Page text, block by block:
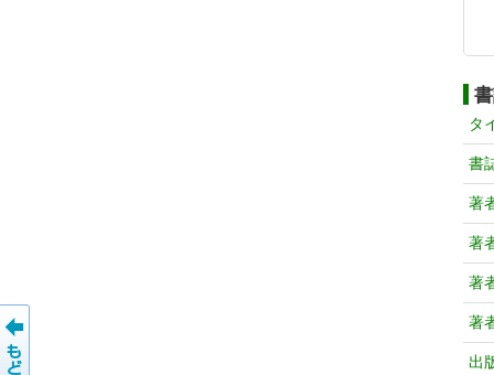
タ
書
著
著
著
著
出